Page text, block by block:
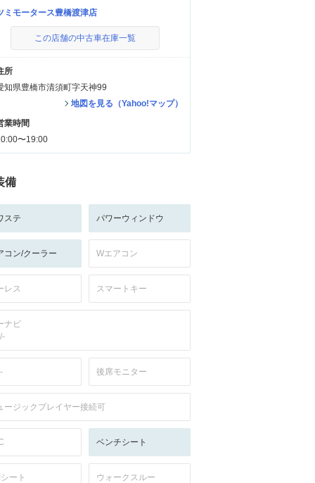
ミモータース豊橋渡津店
この店舗の中古車在庫一覧
所
知県豊橋市清須町字天神99
地図を見る（Yahoo!マップ）
業時間
〜19:00
備
ステ パワーウィンドウ
コン/クーラー Wエアコン
レス スマートキー
ナビ
後席モニター
ージックプレイヤー接続可
ベンチシート
ート ウォークスルー